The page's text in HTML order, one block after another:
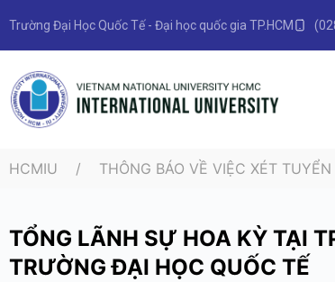
Trường Đại Học Quốc Tế - Đại học quốc gia TP.HCM
HCMIU THÔNG BÁO VỀ VIỆC XÉT
TỔNG LÃNH SỰ HOA KỲ TẠI
TRƯỜNG ĐẠI HỌC QUỐC TẾ